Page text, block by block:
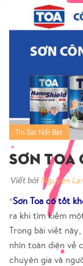
Tin Tức Nổi Bật
Sơn Toa
Viết bởi Nguyen
“Sơn Toa có tốt
ra khi tìm kiếm
Trong bài viết này,
nhìn toàn diện về
chuyên gia và